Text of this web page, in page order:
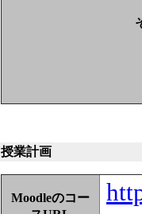
授業計画
Moodleのコー